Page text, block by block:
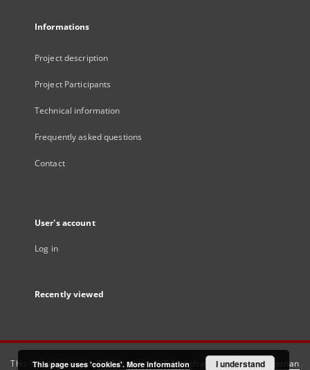
Informations
Project description
Project Participants
Technical information
Frequently asked questions
Contact
User's account
Log in
Recently viewed
This service runs onDInGO dLibra 6.3.21software created by Poznan
This page uses 'cookies'. More information I understand